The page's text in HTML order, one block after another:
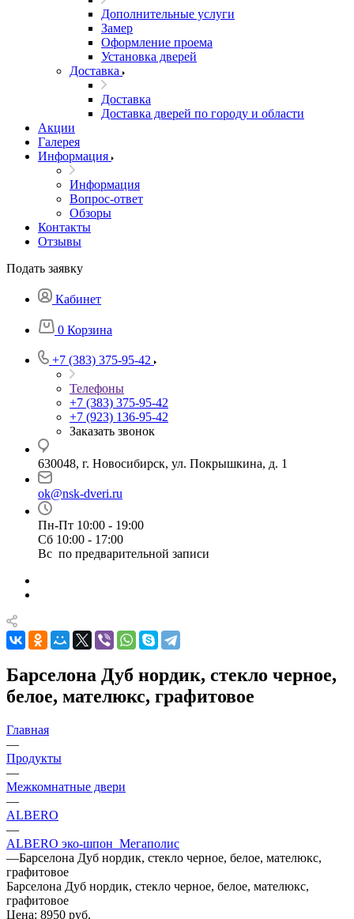
Дополнительные услуги
Замер
Оформление проема
Установка дверей
Доставка
Доставка
Доставка дверей по городу и области
Акции
Галерея
Информация
Информация
Вопрос-ответ
Обзоры
Контакты
Отзывы
Подать заявку
Кабинет
0 Корзина
+7 (383) 375-95-42
Телефоны
+7 (383) 375-95-42
+7 (923) 136-95-42
Заказать звонок
630048, г. Новосибирск, ул. Покрышкина, д. 1
ok@nsk-dveri.ru
Пн-Пт 10:00 - 19:00
Сб 10:00 - 17:00
Вс по предварительной записи
Барселона Дуб нордик, стекло черное,
белое, мателюкс, графитовое
Главная
—
Продукты
—
Межкомнатные двери
—
ALBERO
—
ALBERO эко-шпон_Мегаполис
—Барселона Дуб нордик, стекло черное, белое, мателюкс,
графитовое
Барселона Дуб нордик, стекло черное, белое, мателюкс,
графитовое
Цена: 8950 руб.